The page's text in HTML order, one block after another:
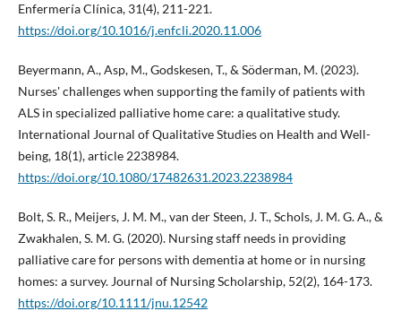
Enfermería Clínica, 31(4), 211-221.
https://doi.org/10.1016/j.enfcli.2020.11.006
Beyermann, A., Asp, M., Godskesen, T., & Söderman, M. (2023).
Nurses' challenges when supporting the family of patients with
ALS in specialized palliative home care: a qualitative study.
International Journal of Qualitative Studies on Health and Well-
being, 18(1), article 2238984.
https://doi.org/10.1080/17482631.2023.2238984
Bolt, S. R., Meijers, J. M. M., van der Steen, J. T., Schols, J. M. G. A., &
Zwakhalen, S. M. G. (2020). Nursing staff needs in providing
palliative care for persons with dementia at home or in nursing
homes: a survey. Journal of Nursing Scholarship, 52(2), 164-173.
https://doi.org/10.1111/jnu.12542